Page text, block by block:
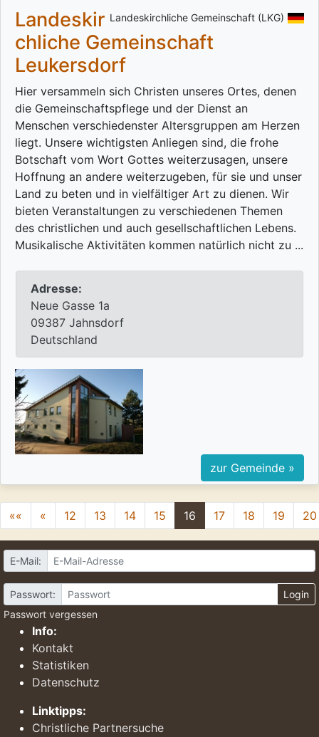
Landeskirchliche Gemeinschaft (LKG)
Landeskir
chliche Gemeinschaft
Leukersdorf
Hier versammeln sich Christen unseres Ortes, denen
die Gemeinschaftspflege und der Dienst an
Menschen verschiedenster Altersgruppen am Herzen
liegt. Unsere wichtigsten Anliegen sind, die frohe
Botschaft vom Wort Gottes weiterzusagen, unsere
Hoffnung an andere weiterzugeben, für sie und unser
Land zu beten und in vielfältiger Art zu dienen. Wir
bieten Veranstaltungen zu verschiedenen Themen
des christlichen und auch gesellschaftlichen Lebens.
Musikalische Aktivitäten kommen natürlich nicht zu ...
Adresse:
Neue Gasse 1a
09387 Jahnsdorf
Deutschland
zur Gemeinde »
«« « 12 13 14 15 16 17 18 19 20
E-Mail:
Passwort:
Login
Passwort vergessen
Info:
Kontakt
Statistiken
Datenschutz
Linktipps:
Christliche Partnersuche